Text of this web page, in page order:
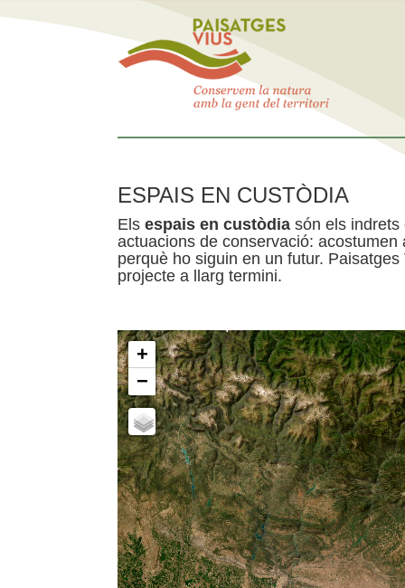
ESPAIS EN CUSTÒDIA
Els espais en custòdia són els indrets
actuacions de conservació:
perquè ho siguin en un futur.
projecte a llarg termini.
+
−